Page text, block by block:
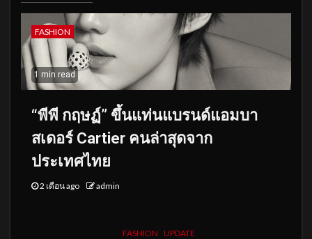
FASHION
1 min read
“พีพี กฤษฏ์” ขึ้นแท่นแบรนด์แอมบา
สเดอร์ Cartier คนล่าสุดจาก
ประเทศไทย
2 เดือน ago admin
FASHION UPDATE